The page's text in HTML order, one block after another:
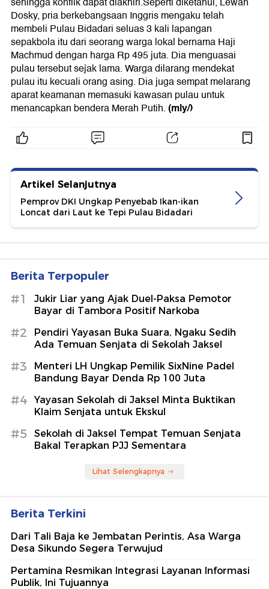
Dosky, pria berkebangsaan Inggris mengaku telah
membeli Pulau Bidadari seluas 3 kali lapangan
sepakbola itu dari seorang warga lokal bernama Haji
Machmud dengan harga Rp 495 juta. Dia menguasai
pulau tersebut sejak lama. Warga dilarang mendekat
pulau itu kecuali orang asing. Dia juga sempat melarang
aparat keamanan memasuki kawasan pulau untuk
menancapkan bendera Merah Putih.(mly/)
Artikel Selanjutnya
Pemprov DKI Ungkap Penyebab Ikan-ikan
Loncat dari Laut ke Tepi Pulau Bidadari
Berita Terpopuler
#1
Jukir Liar yang Ajak Duel-Paksa Pemotor
Bayar di Tambora Positif Narkoba
#2
Pendiri Yayasan Buka Suara, Ngaku Sedih
Ada Temuan Senjata di Sekolah Jaksel
#3
Menteri LH Ungkap Pemilik SixNine Padel
Bandung Bayar Denda Rp 100 Juta
#4
Yayasan Sekolah di Jaksel Minta Buktikan
Klaim Senjata untuk Ekskul
#5
Sekolah di Jaksel Tempat Temuan Senjata
Bakal Terapkan PJJ Sementara
Lihat Selengkapnya
Berita Terkini
Dari Tali Baja ke Jembatan Perintis, Asa Warga
Desa Sikundo Segera Terwujud
Pertamina Resmikan Integrasi Layanan Informasi
Publik, Ini Tujuannya